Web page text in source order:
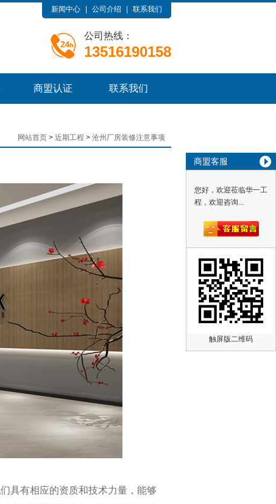
商盟客服
您好，欢迎莅临华一工
程，欢迎咨询...
触屏版二维码
新闻中心 公司介绍 联系我们
公司热线：
13516190158
商盟认证 联系我们
网站首页 > 近期工程 > 沧州厂房装修注意事项
具有相应的资质和技术力量，能够